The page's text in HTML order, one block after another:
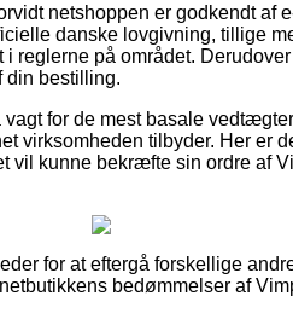
netshoppen er godkendt af
danske lovgivning, tillige
reglerne på området.
din bestilling.
for de mest basale
virksomheden tilbyder. Her er
vil kunne bekræfte sin ordre af
for at eftergå forskellige
bedømmelser af